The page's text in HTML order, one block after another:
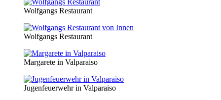
Wolfgangs Restaurant
Wolfgangs Restaurant
Margarete in Valparaiso
Jugenfeuerwehr in Valparaiso